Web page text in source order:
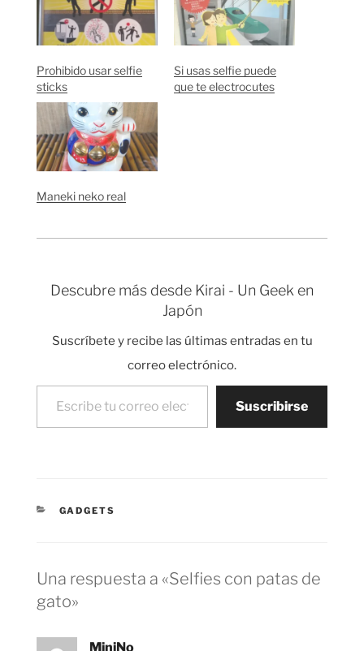
Prohibido usar selfie
sticks
Si usas selfie puede
que te electrocutes
Maneki neko real
Descubre más desde Kirai - Un Geek en
Japón
Suscríbete y recibe las últimas entradas en tu
correo electrónico.
Escribe tu correo electrónico…
Suscribirse
CATEGORÍAS
GADGETS
Una respuesta a «Selfies con patas de
gato»
MiniNo